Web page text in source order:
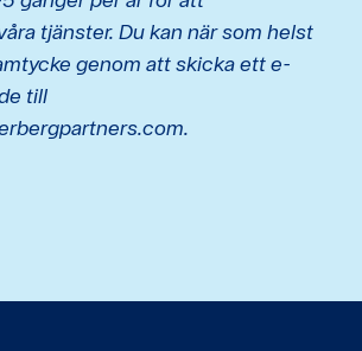
tjänster. Du kan när som helst
genom att skicka ett e-
till